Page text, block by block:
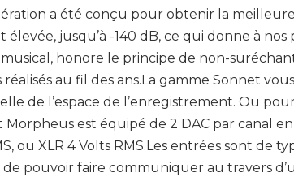
a été conçu pour obtenir la
jusqu’à -140 dB, ce qui donne à
honore le principe de non-
au fil des ans.La gamme Sonnet
de l’espace de l’enregistrement. Ou
est équipé de 2 DAC par canal
ou XLR 4 Volts RMS.Les entrées sont de
pouvoir faire communiquer au travers